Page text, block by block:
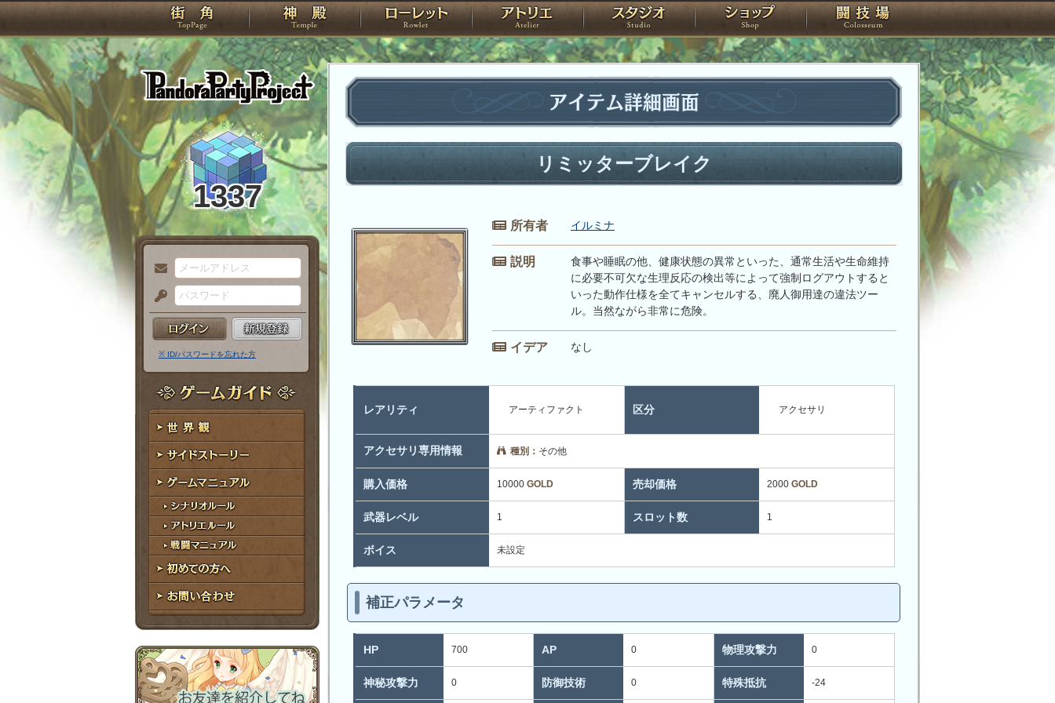
PandoraPartyProject
TOP 神殿 ローレット アトリエ スタジオ ショップ 闘技場
1337
メ
ー
ル
ア
ド
レ
ス
パ
ス
ー
ド
※ ID/パスワードを忘れた方
ゲームガイド
世界観
サイドストーリー
ゲームマニュアル
シナリオルール
アトリエルール
戦闘マニュアル
初めての方へ
お問い合わせ
アイテム詳細画面
リミッターブレイク
所有者 イルミナ
説明
食事や睡眠の他、健康状態の異常といった、通常生活や生命維持
に必要不可欠な生理反応の検出等によって強制ログアウトすると
いった動作仕様を全てキャンセルする、廃人御用達の違法ツー
ル。当然ながら非常に危険。
イデア なし
レアリティ アーティファクト 区分 アクセサリ
アクセサリ専用情報 種別： その他
購入価格 10000 GOLD 売却価格 2000 GOLD
武器レベル 1 スロット数 1
ボイス 未設定
補正パラメータ
HP 700 AP 0 物理攻撃力 0
神秘攻撃力 0 防御技術 0 特殊抵抗 -24